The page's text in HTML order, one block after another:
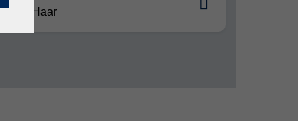
Haar